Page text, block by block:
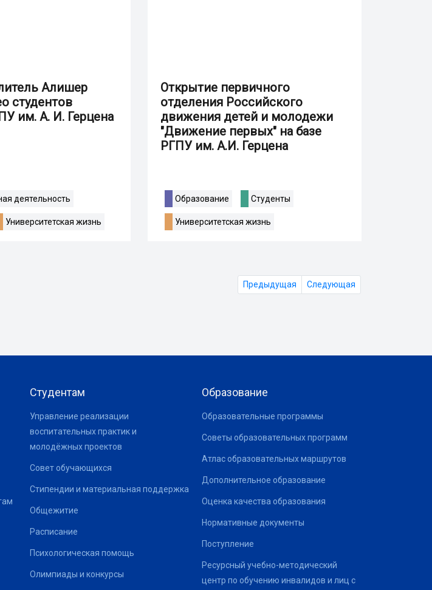
Алишер
студентов
им. А. И. Герцена
деятельность
Университетская жизнь
Открытие первичного
отделения Российского
движения детей и молодежи
"Движение первых" на базе
РГПУ им. А.И. Герцена
Образование Студенты
Университетская жизнь
Предыдущая Следующая
Студентам
Управление реализации
воспитательных практик и
молодёжных проектов
Совет обучающихся
Стипендии и материальная поддержка
Общежитие
Расписание
Психологическая помощь
Олимпиады и конкурсы
Образование
Образовательные программы
Советы образовательных программ
Атлас образовательных маршрутов
Дополнительное образование
Оценка качества образования
Нормативные документы
Поступление
Ресурсный учебно-методический
центр по обучению инвалидов и лиц с